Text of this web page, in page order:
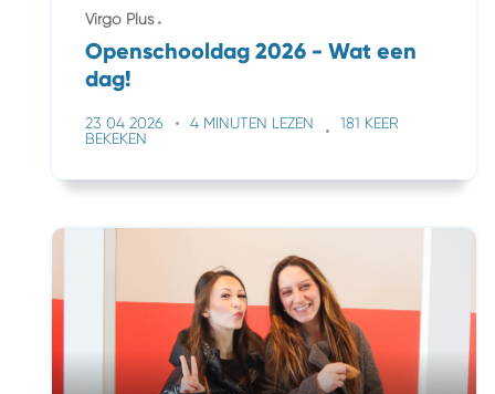
Virgo Plus
Openschooldag 2026 - Wat een
dag!
23 04 2026 4 MINUTEN LEZEN
181 KEER
BEKEKEN